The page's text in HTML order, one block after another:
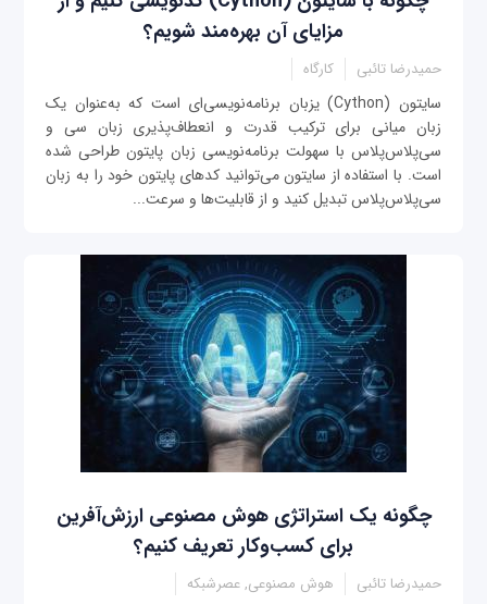
مزایای آن بهره‌مند شویم؟
حمیدرضا تائبی کارگاه
سایتون (Cython) یزبان برنامه‌نویسی‌ای است که به‌عنوان یک
زبان میانی برای ترکیب قدرت و انعطاف‌پذیری زبان سی و
سی‌پلاس‌پلاس با سهولت برنامه‌نویسی زبان پایتون طراحی شده
است. با استفاده از سایتون می‌توانید کدهای پایتون خود را به زبان
سی‌پلاس‌پلاس تبدیل کنید و از قابلیت‌ها و سرعت...
چگونه یک استراتژی هوش مصنوعی ارزش‌آفرین
برای کسب‌وکار تعریف کنیم؟
حمیدرضا تائبی هوش مصنوعی, عصرشبکه